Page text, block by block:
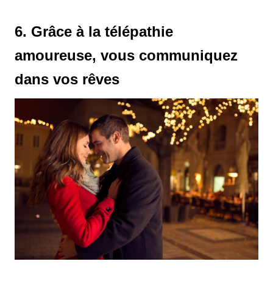
6. Grâce à la télépathie
amoureuse, vous communiquez
dans vos rêves